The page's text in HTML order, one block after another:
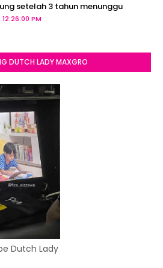
setelah 3 tahun menunggu
PM
DUTCH LADY MAXGRO
Dutch Lady